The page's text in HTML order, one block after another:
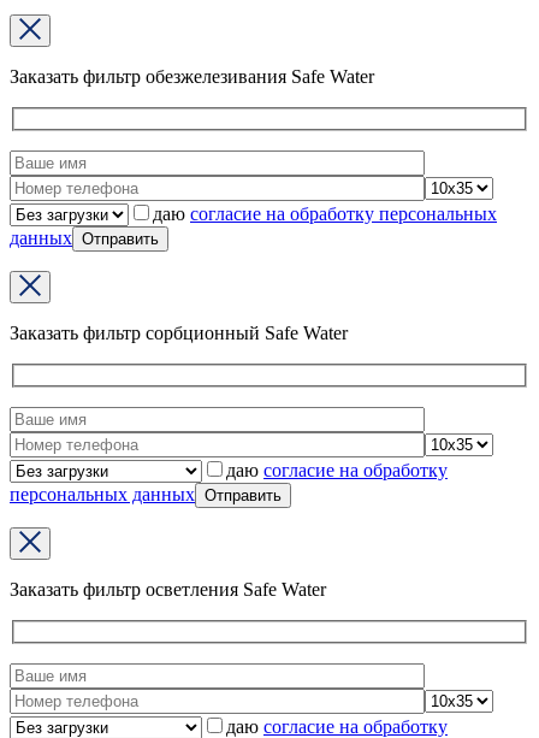
Заказать фильтр обезжелезивания Safe Water
даю согласие на обработку персональных
данных
Заказать фильтр сорбционный Safe Water
даю согласие на обработку
персональных данных
Заказать фильтр осветления Safe Water
даю согласие на обработку